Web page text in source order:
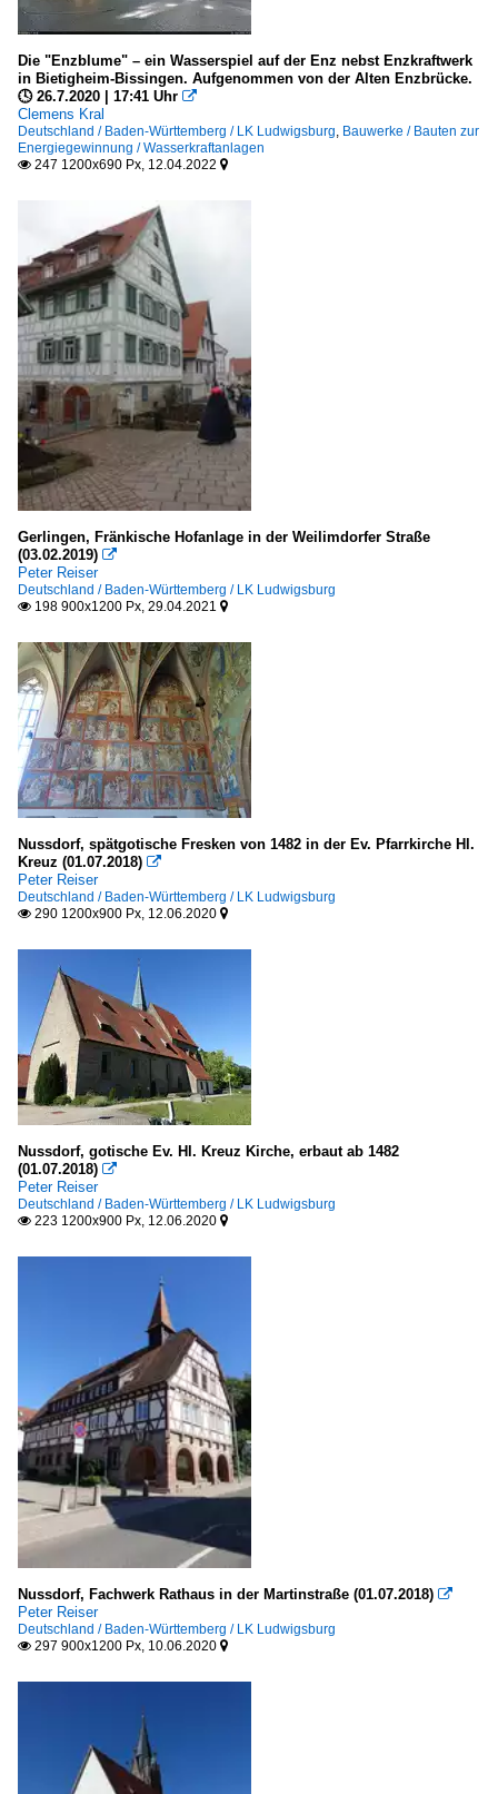
Die "Enzblume" – ein Wasserspiel auf der Enz nebst Enzkraftwerk
in Bietigheim-Bissingen. Aufgenommen von der Alten Enzbrücke.
🕓 26.7.2020 | 17:41 Uhr 
Clemens Kral
Deutschland / Baden-Württemberg / LK Ludwigsburg, Bauwerke / Bauten zur
Energiegewinnung / Wasserkraftanlagen
 247 1200x690 Px, 12.04.2022 
Gerlingen, Fränkische Hofanlage in der Weilimdorfer Straße
(03.02.2019) 
Peter Reiser
Deutschland / Baden-Württemberg / LK Ludwigsburg
 198 900x1200 Px, 29.04.2021 
Nussdorf, spätgotische Fresken von 1482 in der Ev. Pfarrkirche Hl.
Kreuz (01.07.2018) 
Peter Reiser
Deutschland / Baden-Württemberg / LK Ludwigsburg
 290 1200x900 Px, 12.06.2020 
Nussdorf, gotische Ev. Hl. Kreuz Kirche, erbaut ab 1482
(01.07.2018) 
Peter Reiser
Deutschland / Baden-Württemberg / LK Ludwigsburg
 223 1200x900 Px, 12.06.2020 
Nussdorf, Fachwerk Rathaus in der Martinstraße (01.07.2018) 
Peter Reiser
Deutschland / Baden-Württemberg / LK Ludwigsburg
 297 900x1200 Px, 10.06.2020 